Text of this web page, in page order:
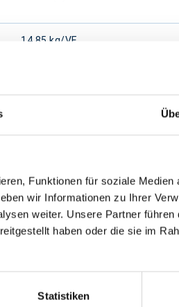
Funktionen für soziale Medien
wir Informationen zu Ihrer
weiter. Unsere Partner führen
haben oder die sie im
Statistiken
14,85 kg/VE
reißfest, transparent und